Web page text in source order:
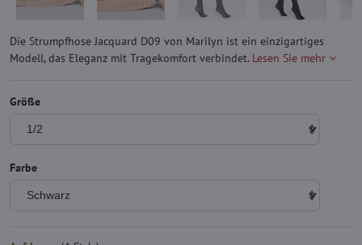
Die Strumpfhose Jacquard D09 von Marilyn ist ein einzigartiges
Modell, das Eleganz mit Tragekomfort verbindet. Lesen Sie mehr
Größe
Farbe